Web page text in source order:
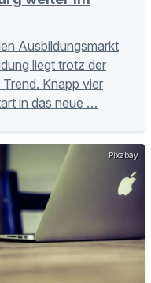
Ausbildungsmarkt
liegt trotz der
Knapp vier
in das neue …
Pixabay